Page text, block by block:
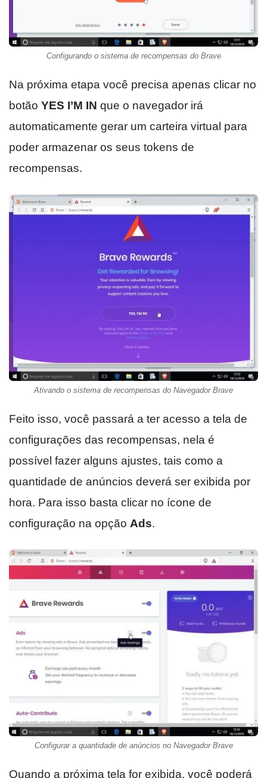
Configurando o sistema de recompensas do Brave
Na próxima etapa você precisa apenas clicar no
botão YES I’M IN que o navegador irá
automaticamente gerar um carteira virtual para
poder armazenar os seus tokens de
recompensas.
Ativando o sistema de recompensas do Navegador Brave
Feito isso, você passará a ter acesso a tela de
configurações das recompensas, nela é
possível fazer alguns ajustes, tais como a
quantidade de anúncios deverá ser exibida por
hora. Para isso basta clicar no ícone de
configuração na opção Ads.
Configurar a quantidade de anúncios no Navegador Brave
Quando a próxima tela for exibida, você poderá